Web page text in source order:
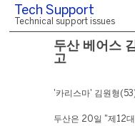
Tech Support
Technical support issues
두산 베어스
고
'카리스마' 김원형
두산은 20일 "제12